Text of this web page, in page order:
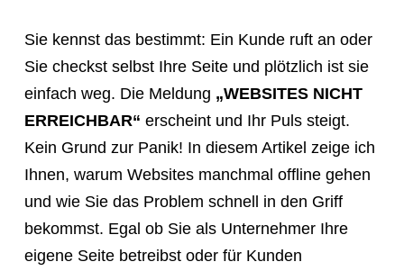
Sie kennst das bestimmt: Ein Kunde ruft an oder
Sie checkst selbst Ihre Seite und plötzlich ist sie
einfach weg. Die Meldung „WEBSITES NICHT
ERREICHBAR“ erscheint und Ihr Puls steigt.
Kein Grund zur Panik! In diesem Artikel zeige ich
Ihnen, warum Websites manchmal offline gehen
und wie Sie das Problem schnell in den Griff
bekommst. Egal ob Sie als Unternehmer Ihre
eigene Seite betreibst oder für Kunden
meeting,
consultation,
appointment
with
"Hauptstadt
Homepage"